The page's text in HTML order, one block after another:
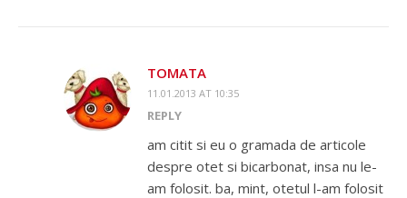
TOMATA
11.01.2013 AT 10:35
REPLY
am citit si eu o gramada de articole
despre otet si bicarbonat, insa nu le-
am folosit. ba, mint, otetul l-am folosit